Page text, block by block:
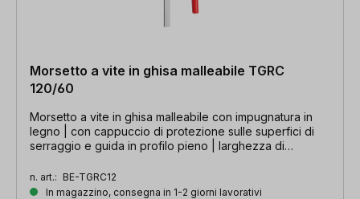
Morsetto a vite in ghisa malleabile TGRC
120/60
Morsetto a vite in ghisa malleabile con impugnatura in
legno | con cappuccio di protezione sulle superfici di
serraggio e guida in profilo pieno | larghezza di
20 x 5 mm
n. art.: BE-TGRC12
In magazzino, consegna in 1-2 giorni lavorativi